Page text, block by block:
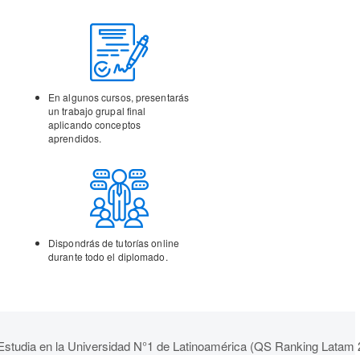
En algunos cursos, presentarás
un trabajogrupal final
aplicando conceptos
aprendidos.
Dispondrás de tutoríasonline
durante todo el diplomado.
en la Universidad N°1 de Latinoamérica (QS Ranking Latam